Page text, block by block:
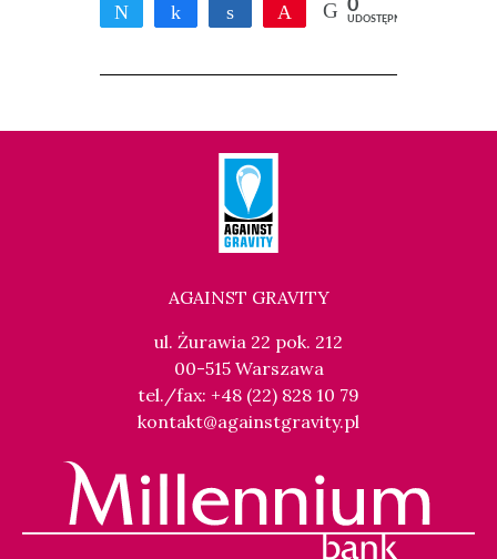
Tweetnij UdostępnijUdostępnijPrzypnij
0
UDOSTĘPNIEŃ
AGAINST GRAVITY
ul. Żurawia 22 pok. 212
00-515 Warszawa
tel./fax: +48 (22) 828 10 79
kontakt@againstgravity.pl